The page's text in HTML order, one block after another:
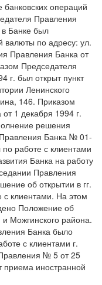
операций
Правления
Банке был
валюты по адресу: ул.
Правления Банка от
Председателя
г. был открыт пункт
Ленинского
146. Приказом
1 декабря 1994 г.
решения
Банка № 01-
работе с клиентами
Банка на работу
Правления
об открытии в гг.
с клиентами. На этом
Положение об
Можгинского района.
Банка было
с клиентами г.
№ 5 от 25
приема иностранной